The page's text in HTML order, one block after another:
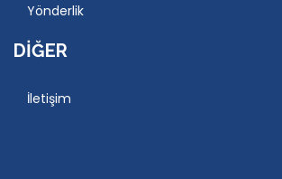
Yönderlik
DIĞER
İletişim